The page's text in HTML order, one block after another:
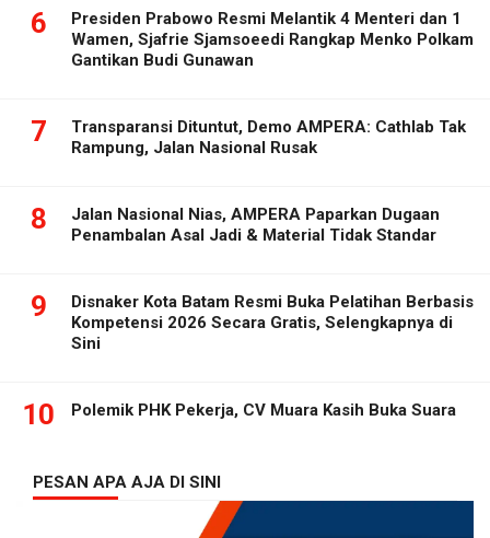
6
Presiden Prabowo Resmi Melantik 4 Menteri dan 1
Wamen, Sjafrie Sjamsoeedi Rangkap Menko Polkam
Gantikan Budi Gunawan
7
Transparansi Dituntut, Demo AMPERA: Cathlab Tak
Rampung, Jalan Nasional Rusak
8
Jalan Nasional Nias, AMPERA Paparkan Dugaan
Penambalan Asal Jadi & Material Tidak Standar
9
Disnaker Kota Batam Resmi Buka Pelatihan Berbasis
Kompetensi 2026 Secara Gratis, Selengkapnya di
Sini
10 Polemik PHK Pekerja, CV Muara Kasih Buka Suara
PESAN APA AJA DI SINI